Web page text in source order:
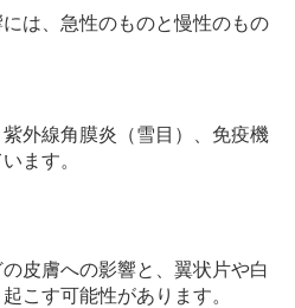
は、急性のものと慢性のもの
紫外線角膜炎（雪目）、 免疫機
ます。
皮膚への影響と、 翼状片や白
こす可能性があります。